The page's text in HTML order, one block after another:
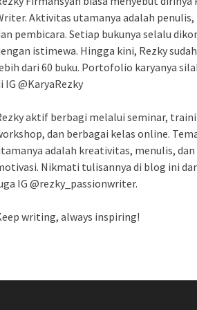
Aktivitas utamanya adalah penulis,
pembicara. Setiap bukunya selalu
istimewa. Hingga kini, Rezky
dari 60 buku. Portofolio karyanya
IG @KaryaRezky
aktif berbagi melalui seminar,
dan berbagai kelas online.
adalah kreativitas, menulis,
Nikmati tulisannya di blog ini
IG @rezky_passionwriter.
writing, always inspiring!